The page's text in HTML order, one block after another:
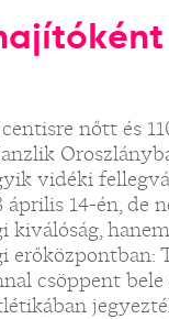
nőtt és
vidéki
április 14-én, de
kiválóság,
erőközpontban:
csöppent